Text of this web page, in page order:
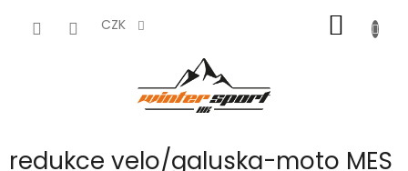
CZK
KOŠÍK
redukce velo/galuska-moto MES